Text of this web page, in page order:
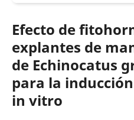
Efecto de
explantes de
de Echinocatus
para la
in vitro